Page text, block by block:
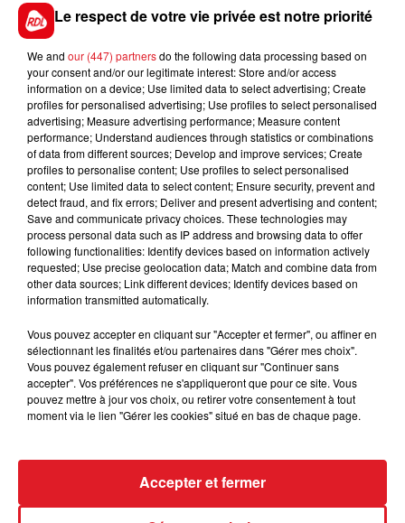
RDL et Yves Rocher vous offre votre bon d'achat
d'une valeur de 50€ dans le
qui se situe rue du bois centre commercial du Val de
Lys
Inscrivez-vous afin de participer au tirage au sort
Bonne chance
Les gagnants seront contactés par téléphone.
Le jeu est terminé
RADIO
MÉDIAS
Le respect de votre vie privée est notre priorité
We and our (447) partnersdo the following data processing based on
your consent and/or our legitimate interest: Store and/or access
information on a device; Use limited data to select advertising; Create
profiles for personalised advertising; Use profiles to select personalised
advertising; Measure advertising performance; Measure content
performance; Understand audiences through statistics or combinations
of data from different sources; Develop and improve services; Create
profiles to personalise content; Use profiles to select personalised
content; Use limited data to select content; Ensure security, prevent and
detect fraud, and fix errors; Deliver and present advertising and content;
Save and communicate privacy choices. These technologies may
process personal data such as IP address and browsing data to offer
following functionalities: Identify devices based on information actively
requested; Use precise geolocation data; Match and combine data from
other data sources; Link different devices; Identify devices based on
information transmitted automatically.
Vous pouvez accepter en cliquant sur "Accepter et fermer", ou affiner en
sélectionnant les finalités et/ou partenaires dans "Gérer mes choix".
Vous pouvez également refuser en cliquant sur "Continuer sans
accepter". Vos préférences ne s'appliqueront que pour ce site. Vous
pouvez mettre à jour vos choix, ou retirer votre consentement à tout
moment via le lien "Gérer les cookies" situé en bas de chaque page.
Accepter et fermer